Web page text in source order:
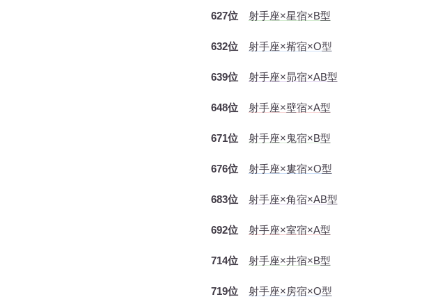
627位 射手座×星宿×B型
632位 射手座×觜宿×O型
639位 射手座×昴宿×AB型
648位 射手座×壁宿×A型
671位 射手座×鬼宿×B型
676位 射手座×婁宿×O型
683位 射手座×角宿×AB型
692位 射手座×室宿×A型
714位 射手座×井宿×B型
719位 射手座×房宿×O型